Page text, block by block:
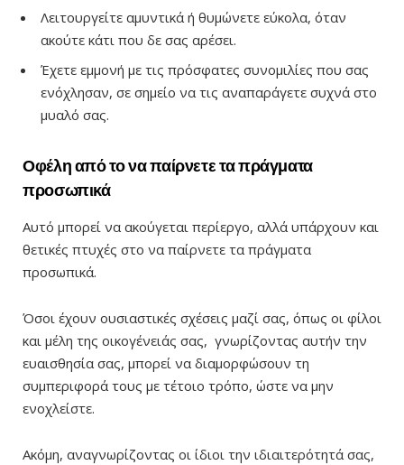
Λειτουργείτε αμυντικά ή θυμώνετε εύκολα, όταν
ακούτε κάτι που δε σας αρέσει.
Έχετε εμμονή με τις πρόσφατες συνομιλίες που σας
ενόχλησαν, σε σημείο να τις αναπαράγετε συχνά στο
μυαλό σας.
Οφέλη από το να παίρνετε τα πράγματα
προσωπικά
Αυτό μπορεί να ακούγεται περίεργο, αλλά υπάρχουν και
θετικές πτυχές στο να παίρνετε τα πράγματα
προσωπικά.
Όσοι έχουν ουσιαστικές σχέσεις μαζί σας, όπως οι φίλοι
και μέλη της οικογένειάς σας, γνωρίζοντας αυτήν την
ευαισθησία σας, μπορεί να διαμορφώσουν τη
συμπεριφορά τους με τέτοιο τρόπο, ώστε να μην
ενοχλείστε.
Ακόμη, αναγνωρίζοντας οι ίδιοι την ιδιαιτερότητά σας,